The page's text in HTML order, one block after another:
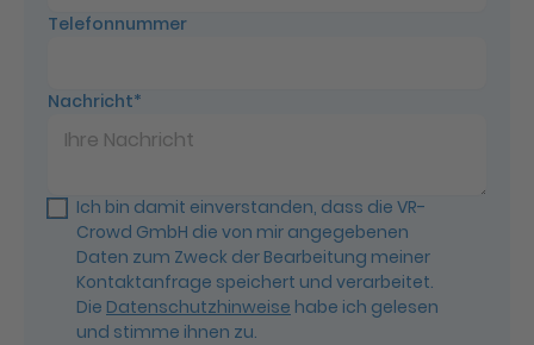
Telefonnummer
Nachricht
Ich bin damit einverstanden, dass die VR-
Crowd GmbH die von mir angegebenen
Daten zum Zweck der Bearbeitung meiner
Kontaktanfrage speichert und verarbeitet.
Die Datenschutzhinweise habe ich gelesen
und stimme ihnen zu.